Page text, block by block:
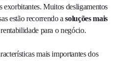
exorbitantes. Muitos desligamentos
estão recorrendo asoluções mais
para o negócio.
mais importantes dos